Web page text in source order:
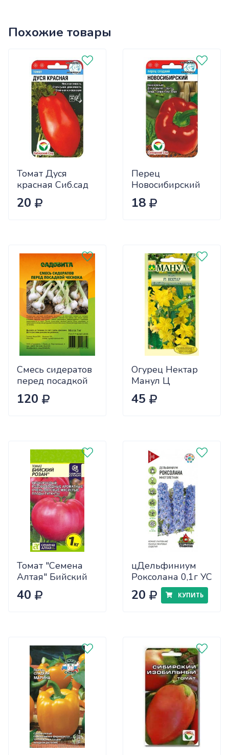
Похожие товары
Томат Дуся
красная Сиб.сад
Ц
20
Перец
Новосибирский
(ранний) Сиб.сад
Ц
18
Смесь сидератов
перед посадкой
чеснока 0,5кг
САДОВИТА
120
Огурец Нектар
Манул Ц
45
Томат "Семена
Алтая" Бийский
Розан 0,05
40
цДельфиниум
Роксолана 0,1г УС
20 КУПИТЬ